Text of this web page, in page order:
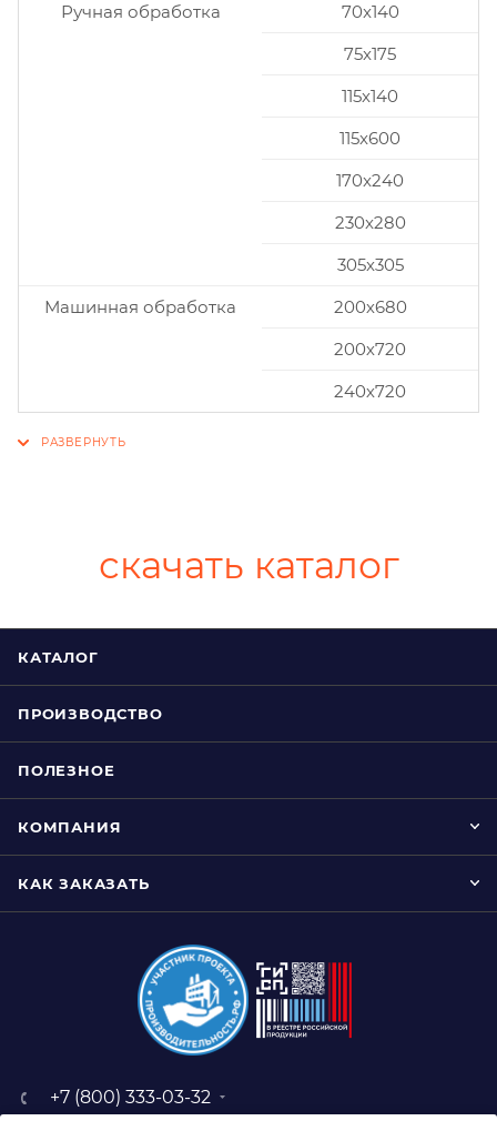
Ручная обработка
70x140
75x175
115x140
115x600
170x240
230x280
305x305
Машинная обработка
200х680
200х720
240х720
скачать каталог
КАТАЛОГ
ПРОИЗВОДСТВО
ПОЛЕЗНОЕ
КОМПАНИЯ
КАК ЗАКАЗАТЬ
+7 (800) 333-03-32